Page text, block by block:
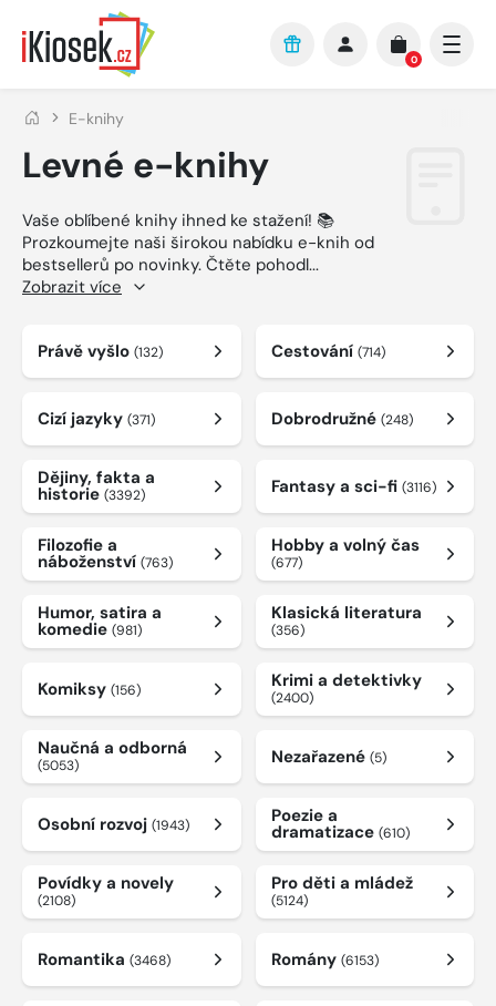
Přejít na hlavní obsah
0
E-knihy
Levné e-knihy
Vaše oblíbené knihy ihned ke stažení! 📚
Prozkoumejte naši širokou nabídku e-knih od
bestsellerů po novinky. Čtěte pohodl...
Zobrazit více
Právě vyšlo (132) Cestování (714)
Cizí jazyky (371) Dobrodružné (248)
Dějiny, fakta a
historie (3392) Fantasy a sci-fi (3116)
Filozofie a
náboženství (763)
Hobby a volný čas
(677)
Humor, satira a
komedie (981)
Klasická literatura
(356)
Komiksy (156) Krimi a detektivky
(2400)
Naučná a odborná
(5053) Nezařazené (5)
Osobní rozvoj (1943) Poezie a
dramatizace (610)
Povídky a novely
(2108)
Pro děti a mládež
(5124)
Romantika (3468) Romány (6153)